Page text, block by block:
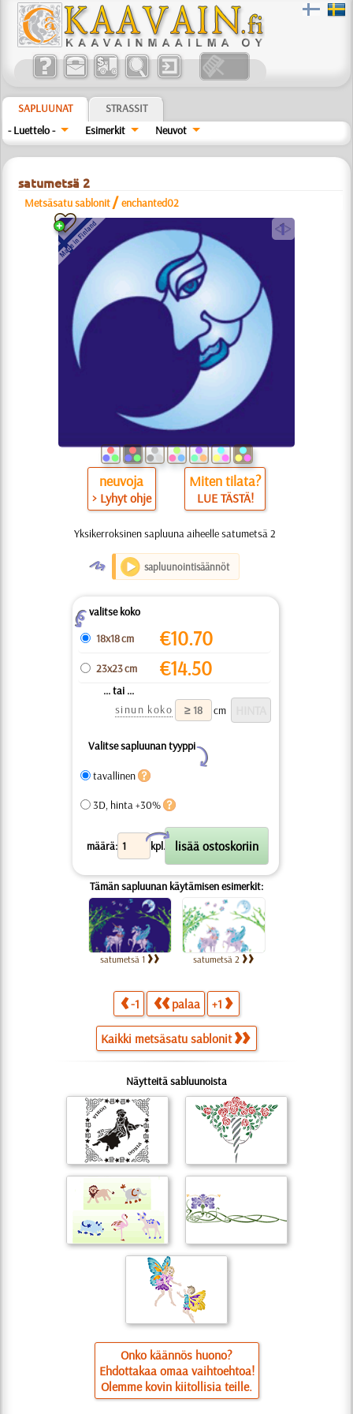
SAPLUUNAT
STRASSIT
- Luettelo -
Esimerkit Neuvot
satumetsä 2
Metsäsatu sablonit /enchanted02
a
neuvoja
> Lyhyt ohje
Miten tilata?
LUE TÄSTÄ!
Yksikerroksinen sapluuna aiheelle satumetsä 2
O sapluunointisäännöt
Zvalitse koko
18x18 cm
€10.70
23x23 cm €14.50
... tai ...
sinun koko
cm
Valitse sapluunan tyyppi
Y
tavallinen
3D, hinta +30%
määrä: kpl.
X
Tämän sapluunan käytämisen esimerkit:
satumetsä 1 satumetsä 2
-1 palaa +1
Kaikki metsäsatu sablonit
Näytteitä sabluunoista
Onko käännös huono?
Ehdottakaa omaa vaihtoehtoa!
Olemme kovin kiitollisia teille.